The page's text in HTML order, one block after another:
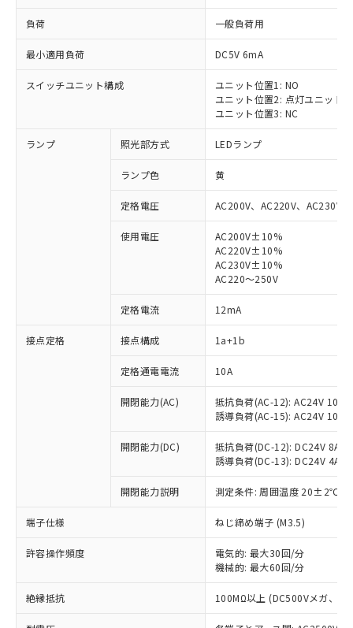
負荷 一般負荷用
最小適用負荷 DC5V 6mA
スイッチユニット構成
ユニット位置1: NO
ユニット位置2: 点灯ユニット
ユニット位置3: NC
ランプ 照光部方式 LEDランプ
ランプ色 黄
定格電圧 AC200V、AC220V、AC230V
使用電圧
AC200V±10%
AC220V±10%
AC230V±10%
AC220～250V
定格電流 12mA
接点定格 接点構成 1a+1b
定格通電電流 10A
開閉能力(AC)
抵抗負荷(AC-12): AC24V 10A/
誘導負荷(AC-15): AC24V
開閉能力(DC)
抵抗負荷(DC-12): DC24V 8A/
誘導負荷(DC-13): DC24V 4A/
開閉能力説明 測定条件: 周囲温度 20±2℃、
端子仕様 ねじ締め端子 (M3.5)
許容操作頻度
電気的: 最大30回/分
機械的: 最大60回/分
絶縁抵抗 100MΩ以上 (DC500Vメガ、点
ご利用条件
以下の条件をお読みいただき、同意のうえ
ご利用ください。
本サービスは、当社制御機器事業取扱
商品の当社在庫状況および標準価格
(税抜)を提供させていただくもので
当社制御機器事業取扱商品の中には、
本サービスの対象外となる商品もある
※1 対応状況
対応済み：EU RoHS指令（10物質）の
非含有に対応した製品が提供可能な商品で
対応予定：EU RoHS指令（10物質）の非含
有に対応した製品に切り替える予定のある
対応予定なし：EU RoHS指令（10物質）の
非含有に非対応の商品で、対応品を出す予
調査・確認中：EU RoHS指令（10物質）の
非含有の対応状況を調査中または確認中の
商品です。
非該当品：ライセンス料など無形物で、有
害物質有無と関係のない商品です。
仕入先様の事情により、非含有部品として
いたものが、含有品と判明した場合などや
「○」：最大均質材料含有率が中国RoHSの
基準値以下であることを示します。
「×」：最大均質材料含有率が中国RoHSの
基準値を超えていることを示します。
当社は、これら貴社製品のうち、外国